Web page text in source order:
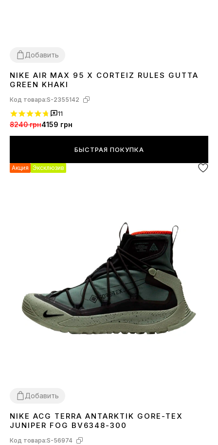
Добавить
3839 42 43 4445
NIKE AIR MAX 95 X CORTEIZ RULES GUTTA
GREEN KHAKI
Код товара:S-2355142
11
8240 грн4159 грн
БЫСТРАЯ ПОКУПКА
Акция Эксклюзив
Добавить
4142 434445
NIKE ACG TERRA ANTARKTIK GORE-TEX
JUNIPER FOG BV6348-300
Код товара:S-56974